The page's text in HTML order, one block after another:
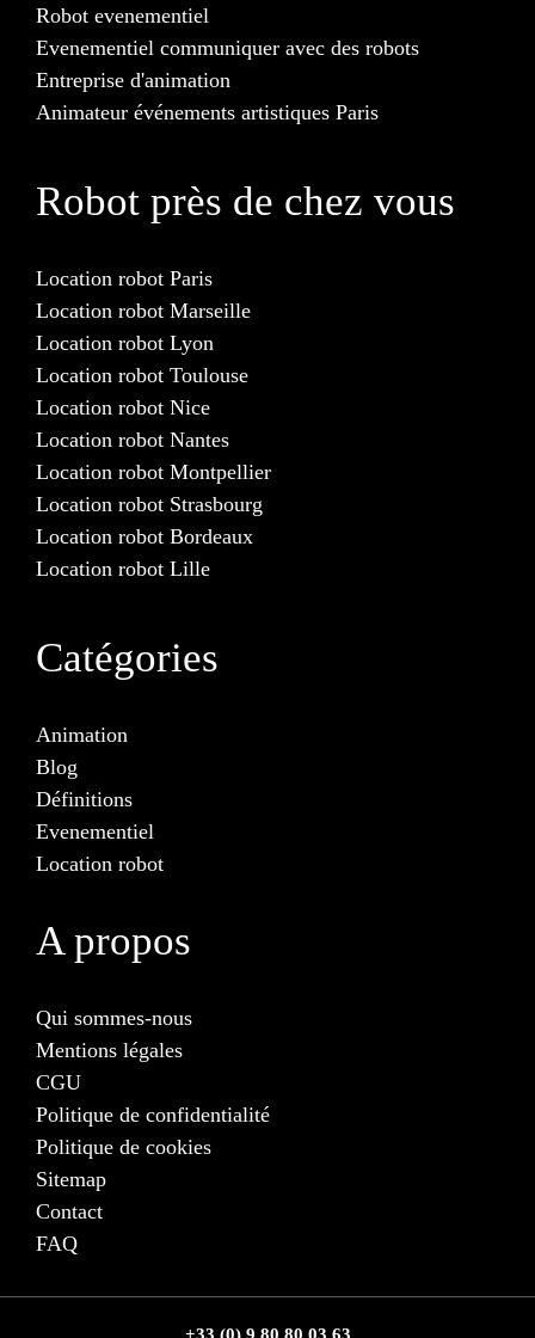
Robot evenementiel
Evenementiel communiquer avec des robots
Entreprise d'animation
Animateur événements artistiques Paris
Robot près de chez vous
Location robot Paris
Location robot Marseille
Location robot Lyon
Location robot Toulouse
Location robot Nice
Location robot Nantes
Location robot Montpellier
Location robot Strasbourg
Location robot Bordeaux
Location robot Lille
Catégories
Animation
Blog
Définitions
Evenementiel
Location robot
A propos
Qui sommes-nous
Mentions légales
CGU
Politique de confidentialité
Politique de cookies
Sitemap
Contact
FAQ
+33 (0) 9 80 80 03 63